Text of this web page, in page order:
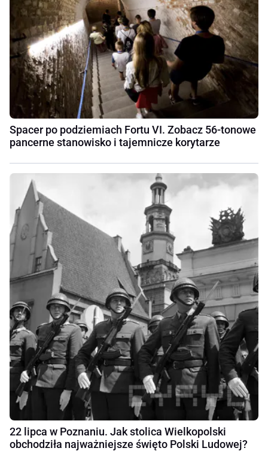
Spacer po podziemiach Fortu VI. Zobacz 56-tonowe
pancerne stanowisko i tajemnicze korytarze
22 lipca w Poznaniu. Jak stolica Wielkopolski
obchodziła najważniejsze święto Polski Ludowej?